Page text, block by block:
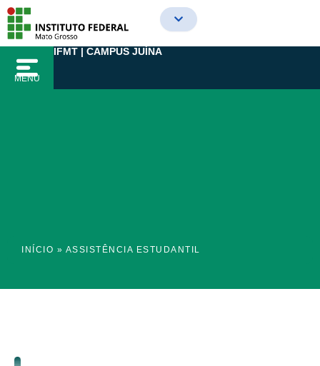
para
conteúdo
MENU
IFMT | CAMPUS JUÍNA
INÍCIO » ASSISTÊNCIA ESTUDANTIL